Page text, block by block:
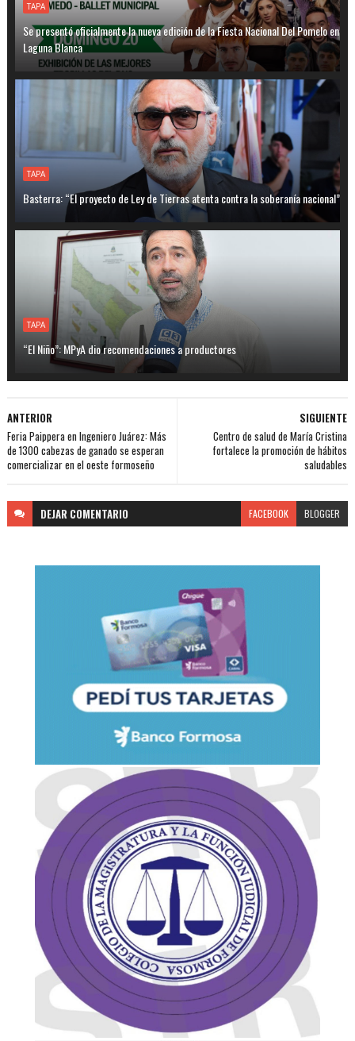
TAPA
Se presentó oficialmente la nueva edición de la Fiesta Nacional Del Pomelo en
Laguna Blanca
TAPA
Basterra: “El proyecto de Ley de Tierras atenta contra la soberanía nacional”
TAPA
“El Niño”: MPyA dio recomendaciones a productores
SIGUIENTE
Centro de salud de María Cristina
fortalece la promoción de hábitos
saludables
ANTERIOR
Feria Paippera en Ingeniero Juárez: Más
de 1300 cabezas de ganado se esperan
comercializar en el oeste formoseño
DEJAR COMENTARIO FACEBOOK BLOGGER